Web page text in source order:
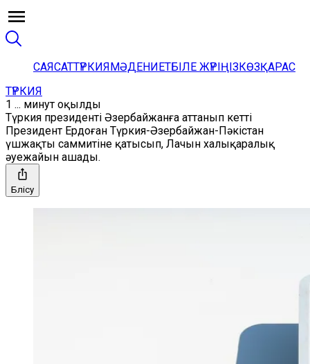
САЯСАТТҮРКИЯМӘДЕНИЕТБІЛЕ ЖҮРІҢІЗКӨЗҚАРАС
ТҮРКИЯ
1 ... минут оқылды
Түркия президенті Әзербайжанға аттанып кетті
Президент Ердоған Түркия-Әзербайжан-Пәкістан
үшжақты саммитіне қатысып, Лачын халықаралық
әуежайын ашады.
Бөлісу